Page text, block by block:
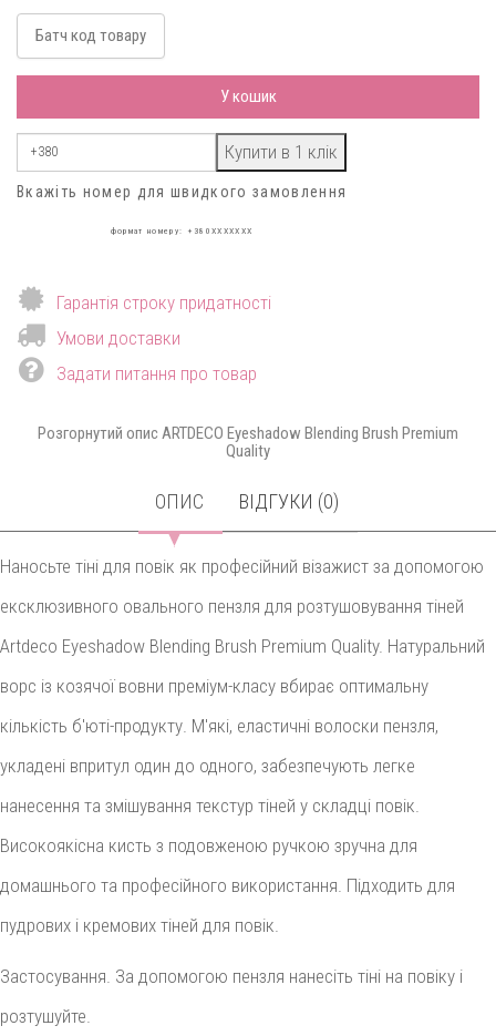
Батч код товару
У кошик
Вкажіть номер для швидкого замовлення
формат номеру: +380XXXXXXX
Гарантія строку придатності
Умови доставки
Задати питання про товар
Розгорнутий опис ARTDECO Eyeshadow Blending Brush Premium
Quality
ОПИС ВІДГУКИ (0)
Наносьте тіні для повік як професійний візажист за допомогою
ексклюзивного овального пензля для розтушовування тіней
Artdeco Eyeshadow Blending Brush Premium Quality. Натуральний
ворс із козячої вовни преміум-класу вбирає оптимальну
кількість б'юті-продукту. М'які, еластичні волоски пензля,
укладені впритул один до одного, забезпечують легке
нанесення та змішування текстур тіней у складці повік.
Високоякісна кисть з подовженою ручкою зручна для
домашнього та професійного використання. Підходить для
пудрових і кремових тіней для повік.
Застосування. За допомогою пензля нанесіть тіні на повіку і
розтушуйте.